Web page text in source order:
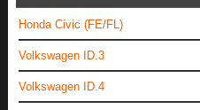
Honda Civic (FE/FL)
Volkswagen ID.3
Volkswagen ID.4